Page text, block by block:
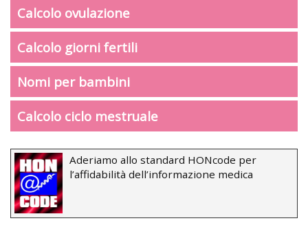
Calcolo ovulazione
Calcolo giorni fertili
Nomi per bambini
Calcolo ciclo mestruale
Aderiamo allo standard HONcode per
l’affidabilità dell’informazione medica